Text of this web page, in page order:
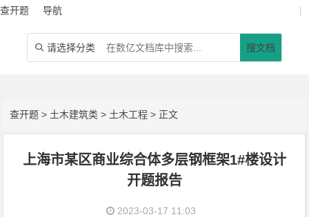
查开题 导航 |
 请选择分类 搜文档
查开题 > 土木建筑类 > 土木工程 > 正文
上海市某区商业综合体多层钢框架1#楼设计
开题报告
2023-03-17 11:03